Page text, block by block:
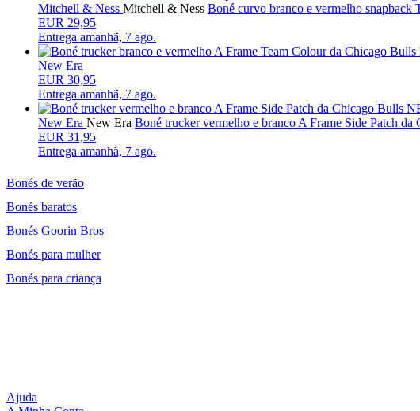
Mitchell & Ness Mitchell & Ness Boné curvo branco e vermelho
EUR 29,95
Entrega amanhã, 7 ago.
New Era
EUR 30,95
Entrega amanhã, 7 ago.
New Era New Era Boné trucker vermelho e branco A Frame Side Patch
EUR 31,95
Entrega amanhã, 7 ago.
Bonés de verão
Bonés baratos
Bonés Goorin Bros
Bonés para mulher
Bonés para criança
Ajuda